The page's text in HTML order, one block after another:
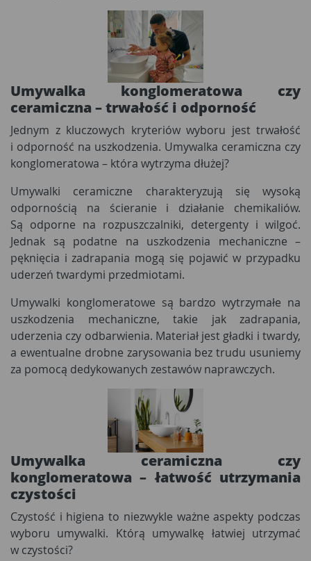
Umywalka konglomeratowa czy
ceramiczna – trwałość i odporność
Jednym z kluczowych kryteriów wyboru jest trwałość
i odporność na uszkodzenia. Umywalka ceramiczna czy
konglomeratowa – która wytrzyma dłużej?
Umywalki ceramiczne charakteryzują się wysoką
odpornością na ścieranie i działanie chemikaliów.
Są odporne na rozpuszczalniki, detergenty i wilgoć.
Jednak są podatne na uszkodzenia mechaniczne –
pęknięcia i zadrapania mogą się pojawić w przypadku
uderzeń twardymi przedmiotami.
Umywalki konglomeratowe są bardzo wytrzymałe na
uszkodzenia mechaniczne, takie jak zadrapania,
uderzenia czy odbarwienia. Materiał jest gładki i twardy,
a ewentualne drobne zarysowania bez trudu usuniemy
za pomocą dedykowanych zestawów naprawczych.
Umywalka ceramiczna czy
konglomeratowa– łatwość utrzymania
czystości
Czystość i higiena to niezwykle ważne aspekty podczas
wyboru umywalki. Którą umywalkę łatwiej utrzymać
w czystości?